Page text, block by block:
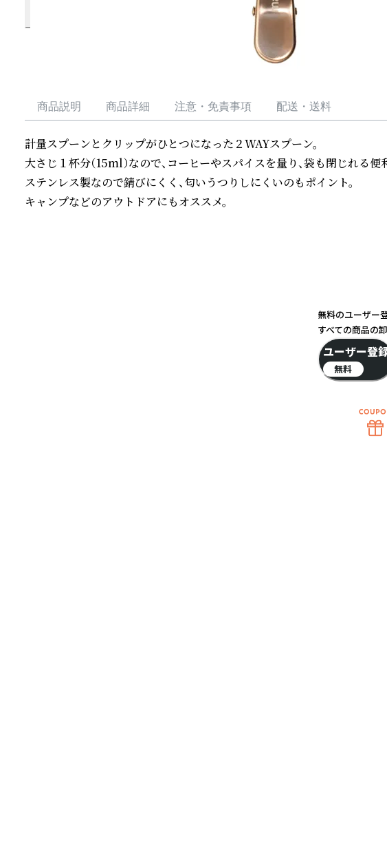
商品説明 商品詳細 注意・免責事項 配送・送料
計量スプーンとクリップがひとつになった２WAYスプーン。
大さじ１杯分（15ml）なので、コーヒーやスパイスを量り、袋も閉じれる便
ステンレス製なので錆びにくく、匂いうつりしにくいのもポイント。
キャンプなどのアウトドアにもオススメ。
無料のユーザー
すべての商品の
ユーザー登
無料